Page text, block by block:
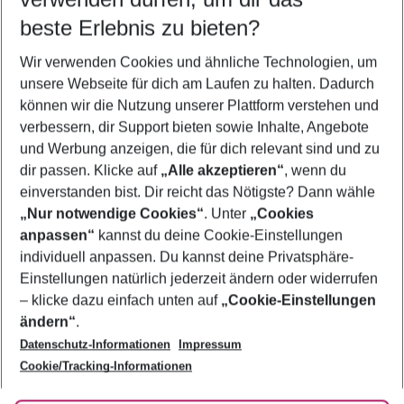
5-8 Nächte
2 Erwachsene Keine Kinder
Mehr Filter anzeigen
Footer
Footer navigation
Über uns
AGB
Bestpreisgarantie
Cookie-Einstellungen ändern
Cookie-Richtlinie
Agenturbetreuung
Barrierefreies Reisen
Folge uns
beste Erlebnis zu bieten?
Wir verwenden Cookies und ähnliche Technologien, um
unsere Webseite für dich am Laufen zu halten. Dadurch
können wir die Nutzung unserer Plattform verstehen und
verbessern, dir Support bieten sowie Inhalte, Angebote
und Werbung anzeigen, die für dich relevant sind und zu
dir passen. Klicke auf „Alle akzeptieren“, wenn du
einverstanden bist. Dir reicht das Nötigste? Dann wähle
„Nur notwendige Cookies“. Unter „Cookies
anpassen“ kannst du deine Cookie-Einstellungen
individuell anpassen. Du kannst deine Privatsphäre-
Einstellungen natürlich jederzeit ändern oder widerrufen
– klicke dazu einfach unten auf „Cookie-Einstellungen
ändern“.
Datenschutz-Informationen
Impressum
Cookie/Tracking-Informationen